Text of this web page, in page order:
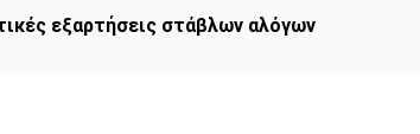
εξαρτήσεις στάβλων αλόγων